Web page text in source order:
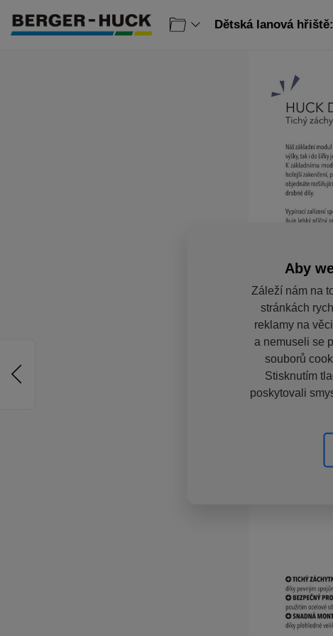
Dětská lanová
Aby
Záleží nám na
stránkách
reklamy na
a nemuseli se
souborů
Stisknutím
poskytovali